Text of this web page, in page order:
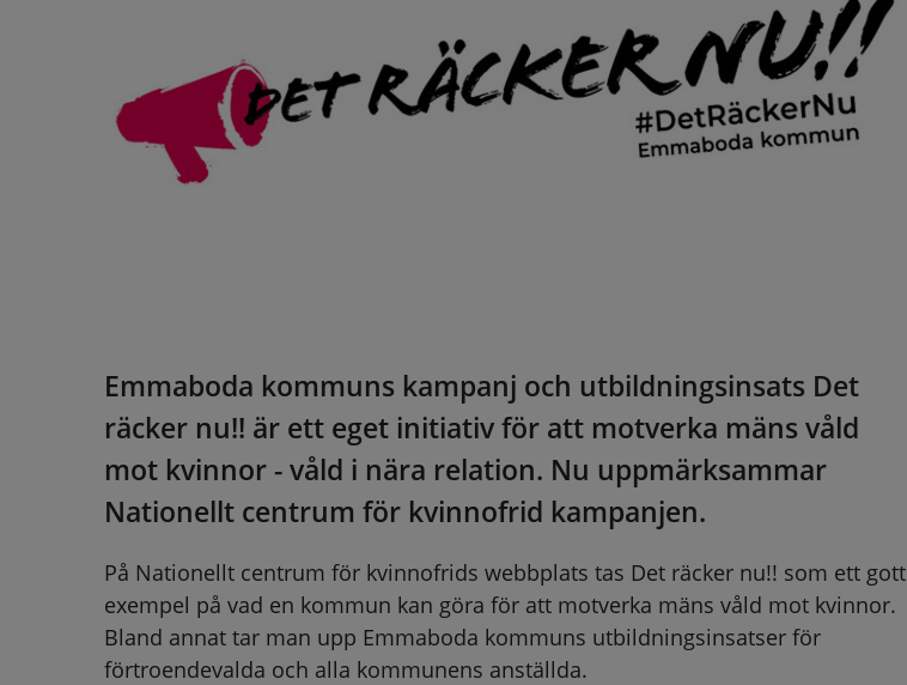
Emmaboda kommuns kampanj och utbildningsinsats Det
räcker nu!! är ett eget initiativ för att motverka mäns våld
mot kvinnor - våld i nära relation. Nu uppmärksammar
Nationellt centrum för kvinnofrid kampanjen.
På Nationellt centrum för kvinnofrids webbplats tas Det räcker nu!! som ett gott
exempel på vad en kommun kan göra för att motverka mäns våld mot kvinnor.
Bland annat tar man upp Emmaboda kommuns utbildningsinsatser för
förtroendevalda och alla kommunens anställda.